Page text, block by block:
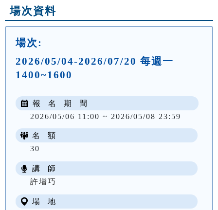
場次資料
場次:
2026/05/04-2026/07/20 每週一
1400~1600
報 名 期 間
2026/05/06 11:00 ~ 2026/05/08 23:59
名 額
30
講 師
許增巧
場 地